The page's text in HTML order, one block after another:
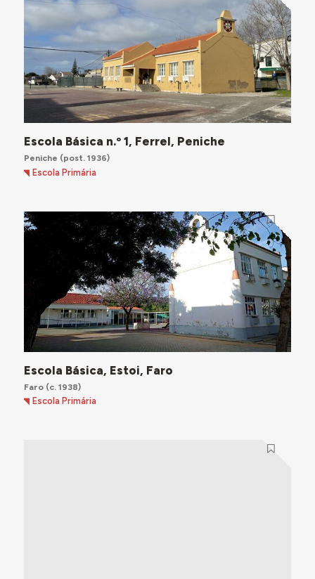
Escola Básica n.º 1, Ferrel, Peniche
Peniche (post. 1936)
Escola Primária
Escola Básica, Estoi, Faro
Faro(c. 1938)
Escola Primária